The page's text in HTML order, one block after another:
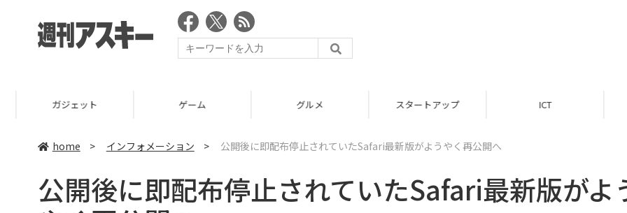
ガジェット ゲーム グルメ スタートアップ
home > インフォメーション > 公開後に即配布停止されていたSafari最新版がようやく再公開へ
公開後に即配布停止されていたSafari最新版がよ